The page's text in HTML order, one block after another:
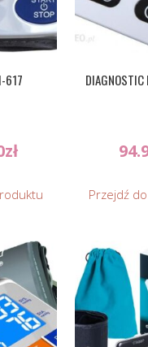
617
zł
Przejdź